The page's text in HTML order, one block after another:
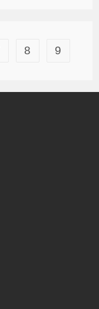
8 9